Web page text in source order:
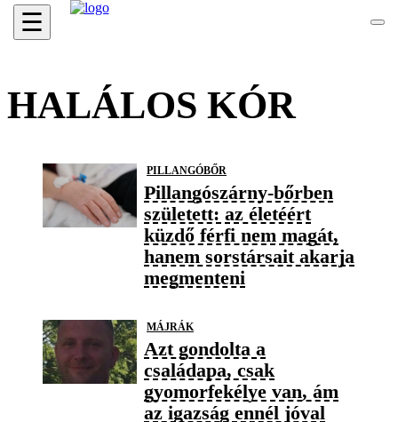
☰
HALÁLOS KÓR
PILLANGÓBŐR
Pillangószárny-bőrben
született: az életéért
küzdő férfi nem magát,
hanem sorstársait akarja
megmenteni
MÁJRÁK
Azt gondolta a
családapa, csak
gyomorfekélye van, ám
az igazság ennél jóval